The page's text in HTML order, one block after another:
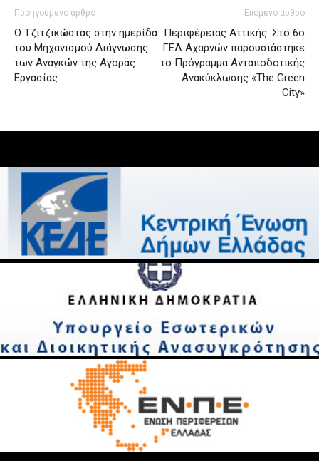
Προηγούμενο άρθρο
Ο Τζιτζικώστας στην ημερίδα
του Μηχανισμού Διάγνωσης
των Αναγκών της Αγοράς
Εργασίας
Επόμενο άρθρο
Περιφέρειας Αττικής: Στο 6ο
ΓΕΛ Αχαρνών παρουσιάστηκε
το Πρόγραμμα Ανταποδοτικής
Ανακύκλωσης «The Green
City»